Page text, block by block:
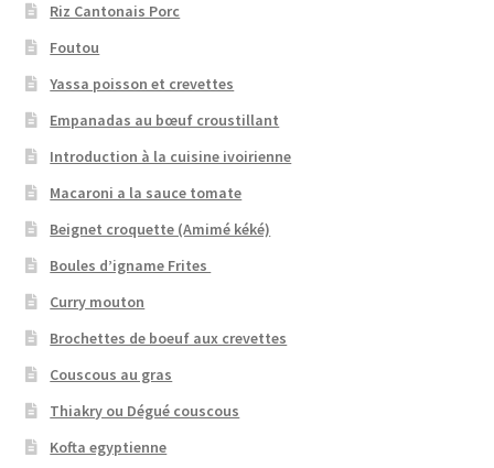
Riz Cantonais Porc
Foutou
Yassa poisson et crevettes
Empanadas au bœuf croustillant
Introduction à la cuisine ivoirienne
Macaroni a la sauce tomate
Beignet croquette (Amimé kéké)
Boules d’igname Frites
Curry mouton
Brochettes de boeuf aux crevettes
Couscous au gras
Thiakry ou Dégué couscous
Kofta egyptienne